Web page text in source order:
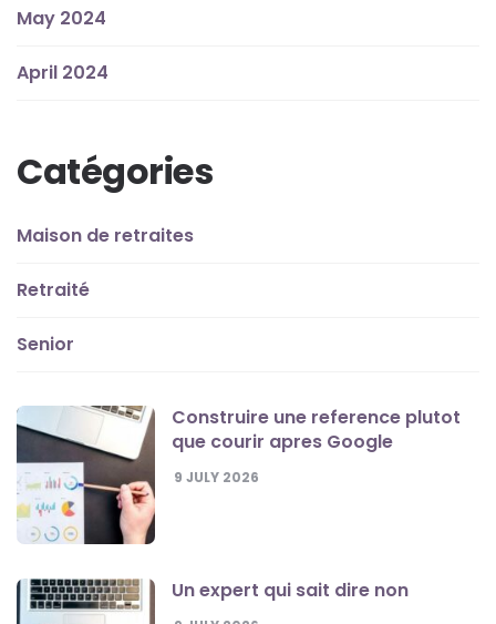
May 2024
April 2024
Catégories
Maison de retraites
Retraité
Senior
Construire une reference plutot
que courir apres Google
9 JULY 2026
Un expert qui sait dire non